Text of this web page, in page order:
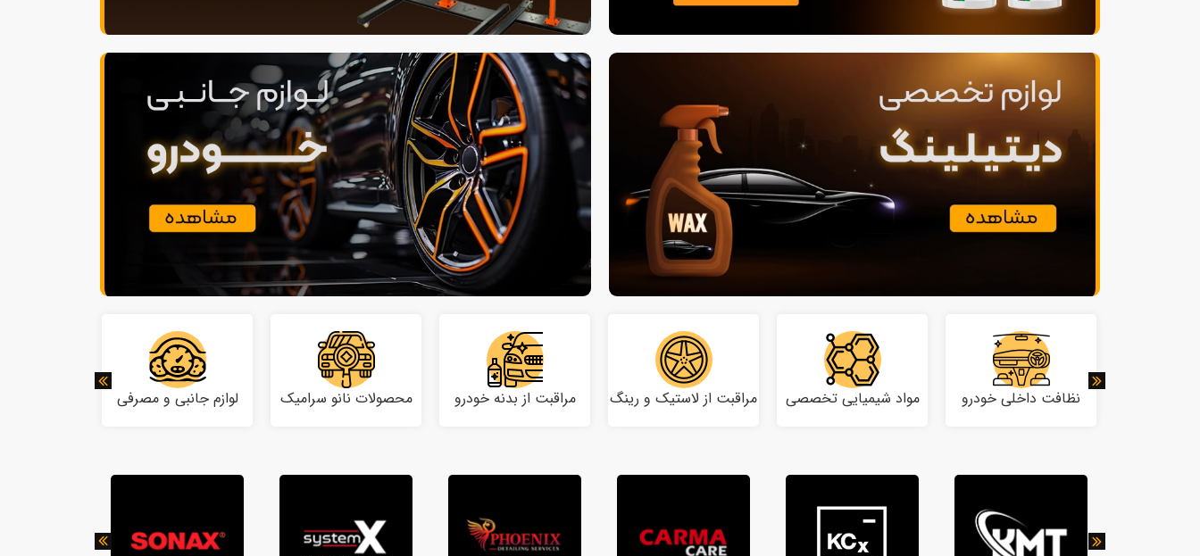
نظافت داخلی خودرو مواد شیمیایی تخصصی مراقبت از لاستیک و رینگ مراقبت از بدنه خودرو محصولات نانو سرامیک لوازم جانبی و مصرفی